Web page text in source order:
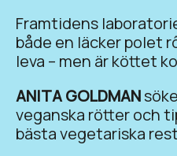
Framtidens
både en läcker polet
leva – men är köttet
ANITA GOLDMAN
veganska rötter och
bästa vegetariska